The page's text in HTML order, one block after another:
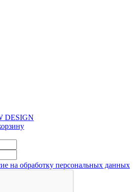
DESIGN
на обработку персональных данных